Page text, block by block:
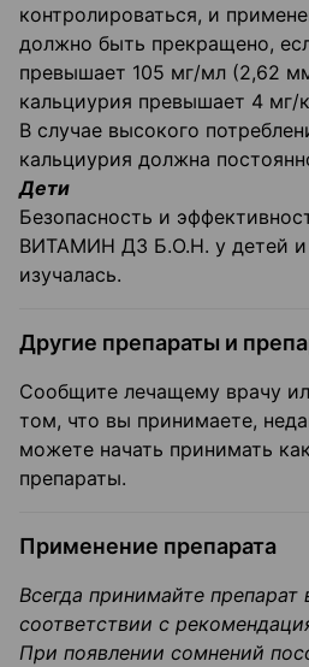
контролироваться, и
должно быть прекращено,
превышает 105 мг/мл (2,62
кальциурия превышает 4 мг/
В случае высокого
кальциурия должна
Дети
Безопасность и
ВИТАМИН ДЗ Б.О.Н. у детей и
изучалась.
Другие препараты и
Сообщите лечащему врачу
том, что вы принимаете,
можете начать принимать
препараты.
Применение препарата
Всегда принимайте препарат
соответствии с
При появлении сомнений